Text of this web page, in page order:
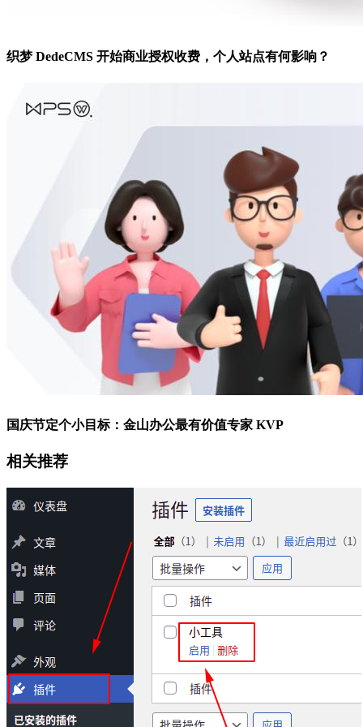
织梦 DedeCMS 开始商业授权收费，个人站点有何影响？
国庆节定个小目标：金山办公最有价值专家 KVP
相关推荐